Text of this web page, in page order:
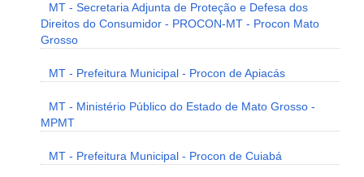
MT - Secretaria Adjunta de Proteção e Defesa dos
Direitos do Consumidor - PROCON-MT - Procon Mato
Grosso
MT - Prefeitura Municipal - Procon de Apiacás
MT - Ministério Público do Estado de Mato Grosso -
MPMT
MT - Prefeitura Municipal - Procon de Cuiabá